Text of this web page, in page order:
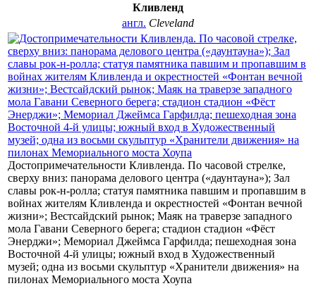
Кливленд
англ. Cleveland
Достопримечательности Кливленда. По часовой стрелке,
сверху вниз: панорама делового центра («даунтауна»); Зал
славы рок-н-ролла; статуя памятника павшим и пропавшим в
войнах жителям Кливленда и окрестностей «Фонтан вечной
жизни»; Вестсайдский рынок; Маяк на траверзе западного
мола Гавани Северного берега; стадион стадион «Фёст
Энерджи»; Мемориал Джеймса Гарфилда; пешеходная зона
Восточной 4-й улицы; южный вход в Художественный
музей; одна из восьми скульптур «Хранители движения» на
пилонах Мемориального моста Хоупа